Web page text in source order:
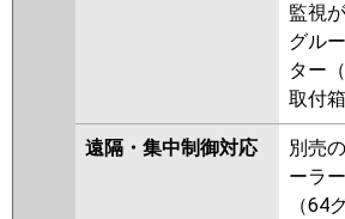
監視
グル
ター
取付
遠隔・集中制御対応
別売
ーラ
（64